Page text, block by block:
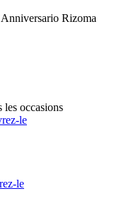
Rizoma
les occasions
le
le